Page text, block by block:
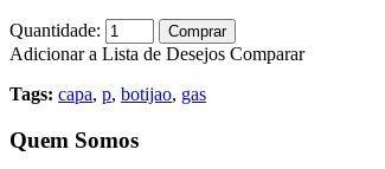
Quantidade: Comprar
Adicionar a Lista de Desejos Comparar
Tags: capa, p, botijao, gas
Quem Somos